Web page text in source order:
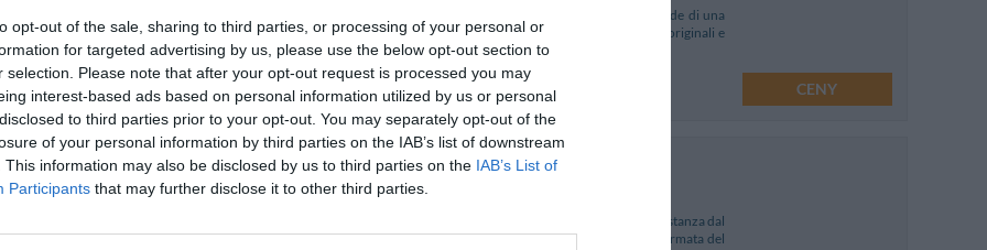
opt-out of the sale, sharing to third parties, or processing of your personal or
for targeted advertising by us, please use the below opt-out section to
selection. Please note that after your opt-out request is processed you may
interest-based ads based on personal information utilized by us or personal
to third parties prior to your opt-out. You may separately opt-out of the
of your personal information by third parties on the IAB’s list of downstream
This information may also be disclosed by us to third parties on the IAB’s List of
Participants that may further disclose it to other third parties.
L'Albergo Terme Italia è situato a Casamicciola Terme in una zona tranquilla dell'isola d'Ischia e gode di una
posizione privilegiata nell'incantevole scenario locale. La struttura conserva le sue caratteristiche originali e
dispone di splendida baia pri...
CENY
Grifo Hotel de Charme & Spa
2.37 km
Via Monte Tabor 28,Casamicciola Terme
Mapa
Il Grifo Hotel de Charme & Spa si trova a Casamicciola Terme nella splendida isola di Ischia a breve distanza dal
centro storico e a 500 mt dal Parco termale "Il Castiglione". Per raggiungere i parchi termali e la fermata del